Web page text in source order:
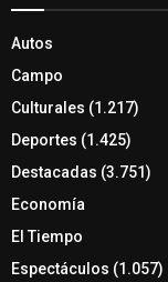
Autos
Campo
Culturales (1.217)
Deportes (1.425)
Destacadas (3.751)
Economía
El Tiempo
Espectáculos (1.057)